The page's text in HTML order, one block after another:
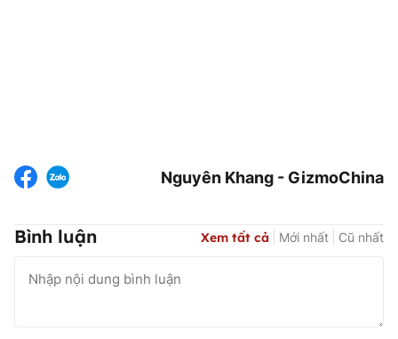
Nguyên Khang - GizmoChina
Bình luận Xem tất cả Mới nhất Cũ nhất